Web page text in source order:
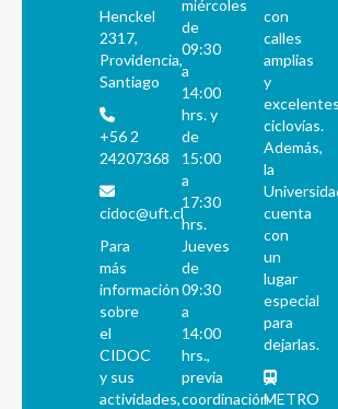
Henckel
2317,
Providencia,
Santiago
+56 2
24207368
cidoc@uft.cl
Para
más
información
sobre
el
CIDOC
y sus
actividades,
miércoles
de
09:30
a
14:00
hrs. y
de
15:00
a
17:30
hrs.
Jueves
de
09:30
a
14:00
hrs.,
previa
coordinación
con
calles
amplias
y
excelentes
ciclovías.
Además,
la
cuenta
con
un
lugar
especial
para
dejarlas.
METRO